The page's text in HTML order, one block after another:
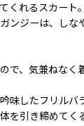
くれるスカート
ンジーは、しな
で、気兼ねなく
味したフリルバ
を引き締めて